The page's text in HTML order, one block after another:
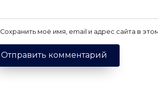
Сохранить моё имя, email и адрес сайта в